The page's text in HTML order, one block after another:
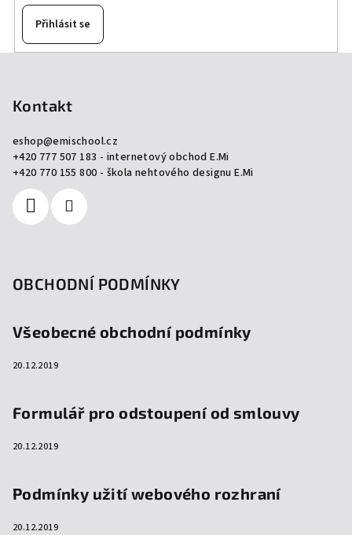
Přihlásit se
Kontakt
eshop@emischool.cz
+420 777 507 183 - internetový obchod E.Mi
+420 770 155 800 - škola nehtového designu E.Mi
OBCHODNÍ PODMÍNKY
Všeobecné obchodní podmínky
20.12.2019
Formulář pro odstoupení od smlouvy
20.12.2019
Podmínky užití webového rozhraní
20.12.2019